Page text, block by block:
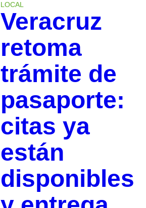
LOCAL
Veracruz
retoma
trámite de
pasaporte:
citas ya
están
disponibles